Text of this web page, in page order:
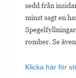
sedd från
minst sagt en
romber. Se
Klicka här för